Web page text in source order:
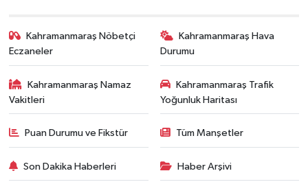
Kahramanmaraş Nöbetçi
Eczaneler
Kahramanmaraş Hava
Durumu
Kahramanmaraş Namaz
Vakitleri
Kahramanmaraş Trafik
Yoğunluk Haritası
Puan Durumu ve Fikstür Tüm Manşetler
Son Dakika Haberleri Haber Arşivi